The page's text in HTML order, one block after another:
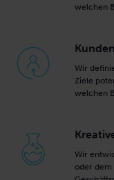
welchen
Wir
Ziele
welchen
Wir
oder dem